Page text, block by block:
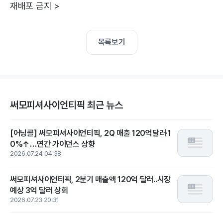
재배포 금지 >
목록보기
써모피셔사이언티픽 최근 뉴스
[어닝콜] 써모피셔사이언티픽, 2Q 매출 120억달러·1
0%↑…연간 가이던스 상향
2026.07.24 04:38
써모피셔사이언티픽, 2분기 매출액 120억 달러..시장
예상 3억 달러 상회
2026.07.23 20:31